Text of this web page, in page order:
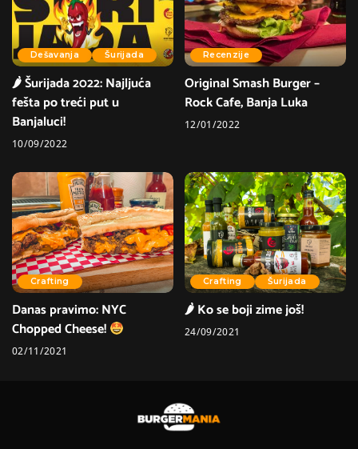
Dešavanja Šurijada
🌶 Šurijada 2022: Najljuća
fešta po treći put u
Banjaluci!
10/09/2022
Recenzije
Original Smash Burger –
Rock Cafe, Banja Luka
12/01/2022
Crafting
Danas pravimo: NYC
Chopped Cheese!
02/11/2021
Crafting Šurijada
🌶 Ko se boji zime još!
24/09/2021